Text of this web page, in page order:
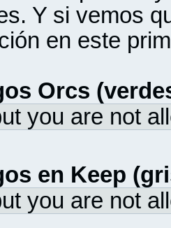
Y si vemos
en este
Orcs
you are not
en Keep
you are not